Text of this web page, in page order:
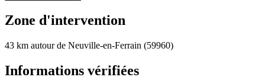
Zone d'intervention
43 km autour de Neuville-en-Ferrain (59960)
Informations vérifiées